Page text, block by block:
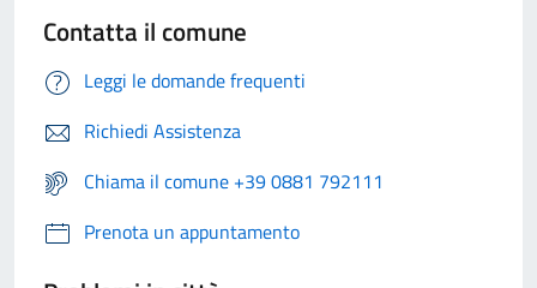
Contatta il comune
Leggi le domande frequenti
Richiedi Assistenza
Chiama il comune +39 0881 792111
Prenota un appuntamento